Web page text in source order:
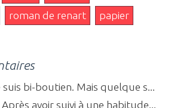
roman de renart
papier
suis bi-boutien. Mais quelque s...
avoir suivi à une habitude...